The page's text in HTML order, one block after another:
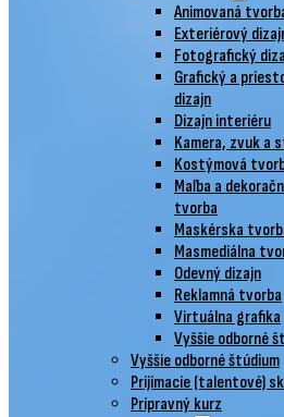
Animovaná
Exteriérový
Fotografický
Grafický a
dizajn
Dizajn interiéru
Kamera, zvuk a
Kostýmová
Maľba a
tvorba
Maskérska
Masmediálna
Odevný dizajn
Reklamná tvorba
Virtuálna grafika
Vyššie odborné
Vyššie odborné štúdium
Prijímacie (talentové)
Prípravný kurz